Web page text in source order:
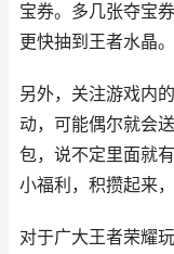
宝券。多几张夺宝
更快抽到王者水晶。
另外，关注游戏内
动，可能偶尔就会
包，说不定里面就
小福利，积攒起来
对于广大王者荣耀